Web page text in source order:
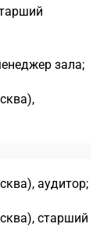
зала;
аудитор;
старший